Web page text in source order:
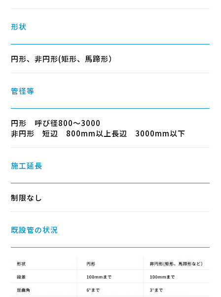
形状
円形、非円形(矩形、馬蹄形）
管径等
円形 呼び径800～3000
非円形 短辺 800mm以上長辺 3000mm以下
施工延長
制限なし
既設管の状況